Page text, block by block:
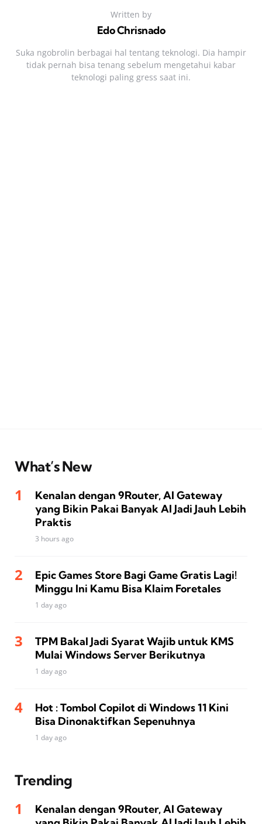
Written by
Edo Chrisnado
Suka ngobrolin berbagai hal tentang teknologi. Dia hampir
tidak pernah bisa tenang sebelum mengetahui kabar
teknologi paling gress saat ini.
What’s New
Kenalan dengan 9Router, AI Gateway
yang Bikin Pakai Banyak AI Jadi Jauh Lebih
Praktis
3 hours ago
Epic Games Store Bagi Game Gratis Lagi!
Minggu Ini Kamu Bisa Klaim Foretales
1 day ago
TPM Bakal Jadi Syarat Wajib untuk KMS
Mulai Windows Server Berikutnya
1 day ago
Hot : Tombol Copilot di Windows 11 Kini
Bisa Dinonaktifkan Sepenuhnya
1 day ago
Trending
Kenalan dengan 9Router, AI Gateway